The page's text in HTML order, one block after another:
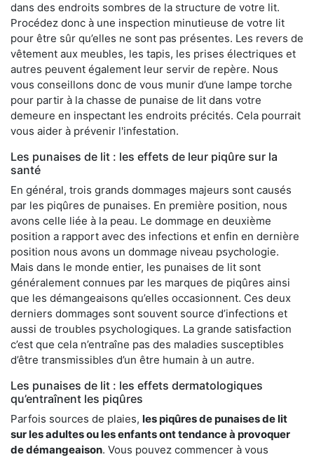
dans des endroits sombres de la structure de votre lit.
Procédez donc à une inspection minutieuse de votre lit
pour être sûr qu’elles ne sont pas présentes. Les revers de
vêtement aux meubles, les tapis, les prises électriques et
autres peuvent également leur servir de repère. Nous
vous conseillons donc de vous munir d’une lampe torche
pour partir à la chasse de punaise de lit dans votre
demeure en inspectant les endroits précités. Cela pourrait
vous aider à prévenir l'infestation.
Les punaises de lit : les effets de leur piqûre sur la
santé
En général, trois grands dommages majeurs sont causés
par les piqûres de punaises. En première position, nous
avons celle liée à la peau. Le dommage en deuxième
position a rapport avec des infections et enfin en dernière
position nous avons un dommage niveau psychologie.
Mais dans le monde entier, les punaises de lit sont
généralement connues par les marques de piqûres ainsi
que les démangeaisons qu’elles occasionnent. Ces deux
derniers dommages sont souvent source d’infections et
aussi de troubles psychologiques. La grande satisfaction
c’est que cela n’entraîne pas des maladies susceptibles
d’être transmissibles d’un être humain à un autre.
Les punaises de lit : les effets dermatologiques
qu’entraînent les piqûres
Parfois sources de plaies, les piqûres de punaises de lit
sur les adultes ou les enfants ont tendance à provoquer
de démangeaison. Vous pouvez commencer à vous